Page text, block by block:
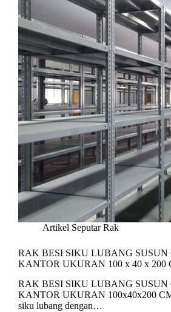
Artikel Seputar Rak
RAK BESI SIKU LUBANG SUSUN
KANTOR UKURAN 100 x 40 x 200
RAK BESI SIKU LUBANG SUSUN
KANTOR UKURAN 100x40x200
siku lubang dengan…